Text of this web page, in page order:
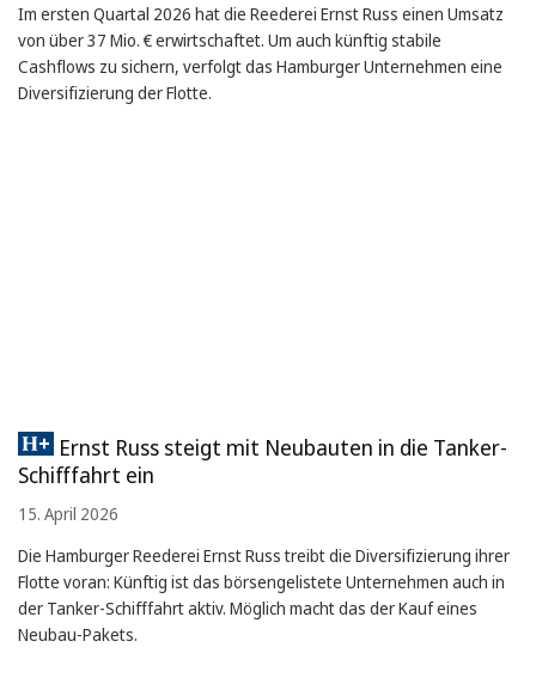
Im ersten Quartal 2026 hat die Reederei Ernst Russ einen Umsatz
von über 37 Mio. € erwirtschaftet. Um auch künftig stabile
Cashflows zu sichern, verfolgt das Hamburger Unternehmen eine
Diversifizierung der Flotte.
Ernst Russ steigt mit Neubauten in die Tanker-
Schifffahrt ein
15. April 2026
Die Hamburger Reederei Ernst Russ treibt die Diversifizierung ihrer
Flotte voran: Künftig ist das börsengelistete Unternehmen auch in
der Tanker-Schifffahrt aktiv. Möglich macht das der Kauf eines
Neubau-Pakets.